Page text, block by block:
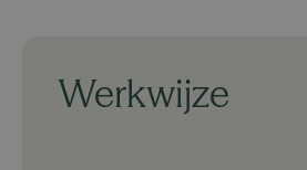
Werkwijze